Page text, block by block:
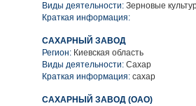
Виды деятельности: Зерновые
Краткая информация:
САХАРНЫЙ ЗАВОД
Регион: Киевская область
Виды деятельности: Сахар
Краткая информация: сахар
САХАРНЫЙ ЗАВОД (ОАО)